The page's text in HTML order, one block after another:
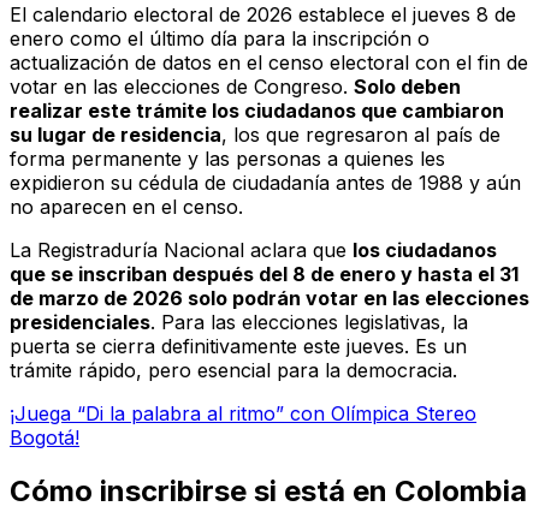
El calendario electoral de 2026 establece el jueves 8 de
enero como el último día para la inscripción o
actualización de datos en el censo electoral con el fin de
votar en las elecciones de Congreso. Solo deben
realizar este trámite los ciudadanos que cambiaron
su lugar de residencia, los que regresaron al país de
forma permanente y las personas a quienes les
expidieron su cédula de ciudadanía antes de 1988 y aún
no aparecen en el censo.
La Registraduría Nacional aclara que los ciudadanos
que se inscriban después del 8 de enero y hasta el 31
de marzo de 2026 solo podrán votar en las elecciones
presidenciales. Para las elecciones legislativas, la
puerta se cierra definitivamente este jueves. Es un
trámite rápido, pero esencial para la democracia.
¡Juega “Di la palabra al ritmo” con Olímpica Stereo
Bogotá!
Cómo inscribirse si está en Colombia